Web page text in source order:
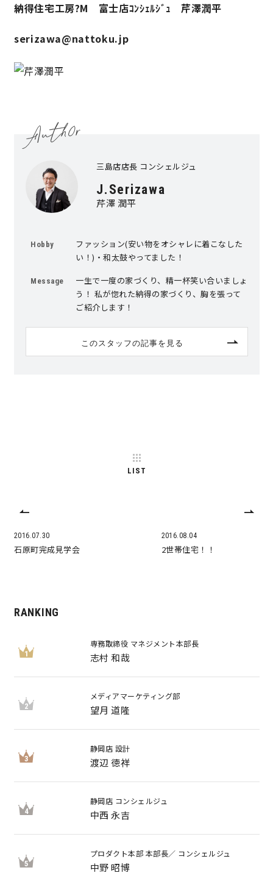
納得住宅工房?M 富士店ｺﾝｼｪﾙｼﾞｭ 芹澤潤平
serizawa@nattoku.jp
三島店店長 コンシェルジュ
J.Serizawa
芹澤 潤平
Hobby
ファッション(安い物をオシャレに着こなした
い！)・和太鼓やってました！
Message
一生で一度の家づくり、精一杯笑い合いましょ
う！ 私が惚れた納得の家づくり、胸を張って
ご紹介します！
このスタッフの記事を見る
2016.07.30
石原町完成見学会
LIST
2016.08.04
2世帯住宅！！
RANKING
1
専務取締役 マネジメント本部長
志村 和哉
2
メディアマーケティング部
望月 道隆
3
静岡店 設計
渡辺 徳祥
4
静岡店 コンシェルジュ
中西 永吉
5
プロダクト本部 本部長／ コンシェルジュ
中野 昭博